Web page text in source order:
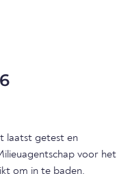
laatst getest en
voor het
om in te baden.